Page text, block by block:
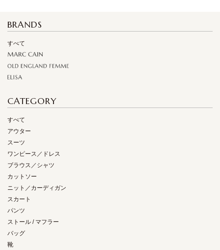
BRANDS
すべて
CATEGORY
すべて
アウター
スーツ
ワンピース／ドレス
ブラウス／シャツ
カットソー
ニット／カーディガン
スカート
パンツ
ストール / マフラー
バッグ
靴